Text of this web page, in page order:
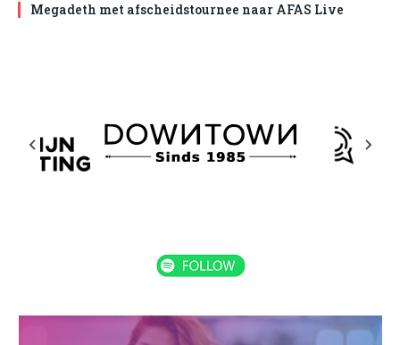
Megadeth met afscheidstournee naar AFAS Live